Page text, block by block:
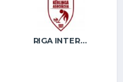
RIGA INTERNATIONAL CURLING CLUB / GRAY